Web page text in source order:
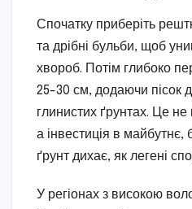
Спочатку приберіть
та дрібні бульби, щоб
хвороб. Потім глибоко
25-30 см, додаючи пісок
глинистих ґрунтах. Це
а інвестиція в
ґрунт дихає, як легені
У регіонах з високою